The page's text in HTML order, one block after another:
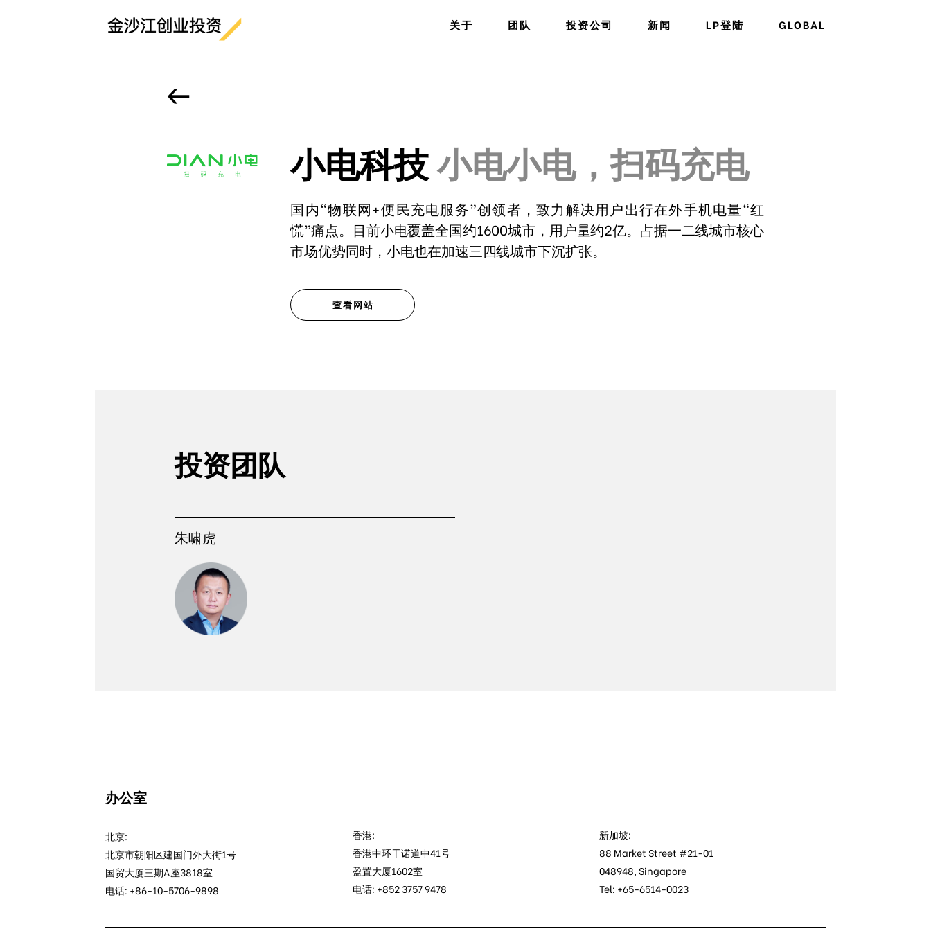
关于 团队 投资公司 新闻 LP登陆 GLOBAL
<-
小电科技小电小电，扫码充电
国内“物联网+便民充电服务”创领者，致力解决用户出行在外手机电量“红
慌”痛点。目前小电覆盖全国约1600城市，用户量约2亿。占据一二线城市核心
市场优势同时，小电也在加速三四线城市下沉扩张。
查看网站
投资团队
朱啸虎
办公室
北京:
北京市朝阳区建国门外大街1号
国贸大厦三期A座3818室
电话: +86-10-5706-9898
香港:
香港中环干诺道中41号
盈置大厦1602室
电话: +852 3757 9478
新加坡:
88 Market Street #21-01
048948, Singapore
Tel: +65-6514-0023